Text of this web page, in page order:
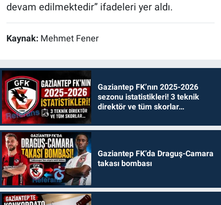
devam edilmektedir” ifadeleri yer aldı.
Kaynak: Mehmet Fener
Gaziantep FK’nın 2025-2026
sezonu istatistikleri! 3 teknik
direktör ve tüm skorlar…
Gaziantep FK’da Draguş-Camara
takası bombası